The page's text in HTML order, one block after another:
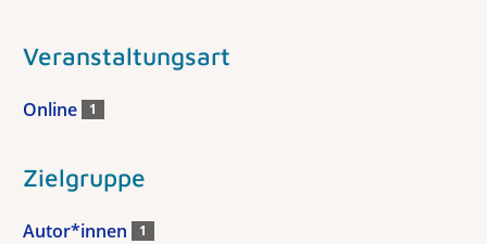
Veranstaltungsart
Online 1
Zielgruppe
Autor*innen 1